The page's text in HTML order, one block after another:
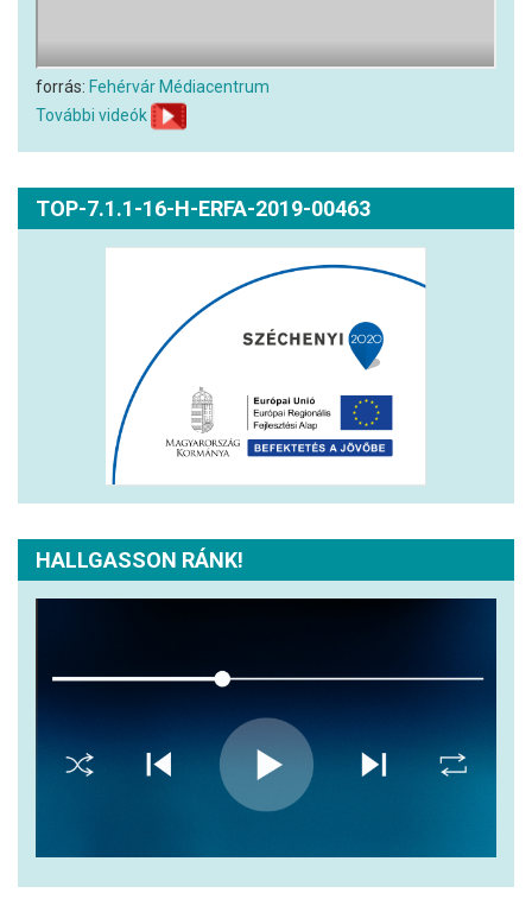
forrás: Fehérvár Médiacentrum
További videók
TOP-7.1.1-16-H-ERFA-2019-00463
HALLGASSON RÁNK!